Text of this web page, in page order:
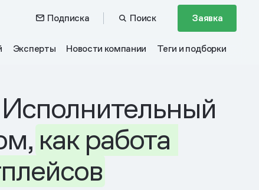
Подписка Поиск Заявка
Эксперты Новости компании Теги и подборки
как работа